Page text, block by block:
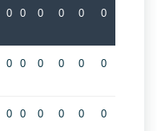
0 0 0 0 0 0
0 0 0 0 0 0
0 0 0 0 0 0